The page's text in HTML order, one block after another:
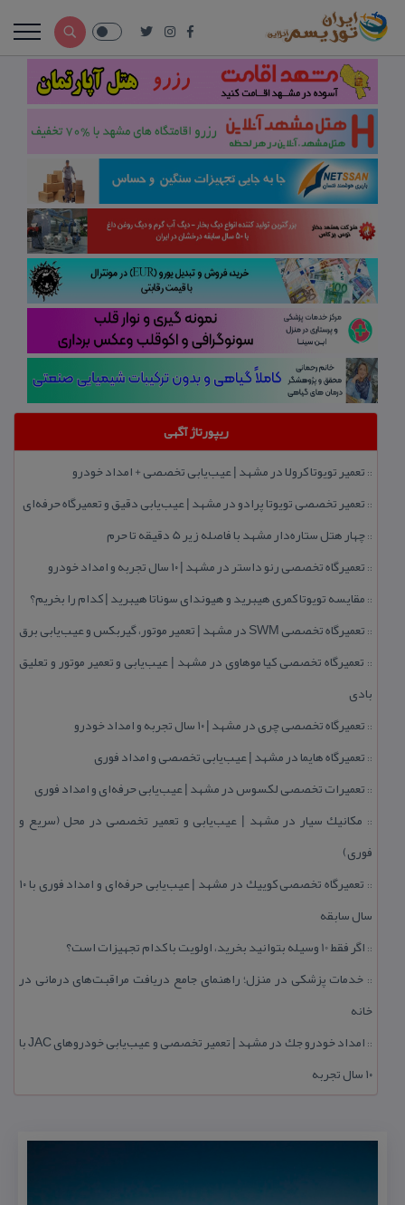
ریپورتاژ آگهی
:: تعمیر تویوتا كرولا در مشهد | عیب‌یابی تخصصی + امداد خودرو
:: تعمیر تخصصی تویوتا پرادو در مشهد | عیب‌یابی دقیق و تعمیرگاه حرفه‌ای
::چهار هتل‌ ستاره‌دار مشهد با فاصله زیر 5 دقیقه تا حرم
:: تعمیرگاه تخصصی رنو داستر در مشهد | ۱۰ سال تجربه و امداد خودرو
:: مقایسه تویوتا كمری هیبرید و هیوندای سوناتا هیبرید | كدام را بخریم؟
:: تعمیرگاه تخصصی SWM در مشهد | تعمیر موتور، گیربكس و عیب‌یابی برق
:: تعمیرگاه تخصصی كیا موهاوی در مشهد | عیب‌یابی و تعمیر موتور و تعلیق
بادی
:: تعمیرگاه تخصصی چری در مشهد | ۱۰ سال تجربه و امداد خودرو
:: تعمیرگاه هایما در مشهد | عیب‌یابی تخصصی و امداد فوری
:: تعمیرات تخصصی لكسوس در مشهد | عیب‌یابی حرفه‌ای و امداد فوری
:: مكانیك سیار در مشهد | عیب‌یابی و تعمیر تخصصی در محل (سریع و
فوری)
::
تعمیرگاه تخصصی كوییك در مشهد | عیب‌یابی حرفه‌ای و امداد فوری با ۱۰
سال سابقه
:: اگر فقط 10 وسیله بتوانید بخرید، اولویت با كدام تجهیزات است؟
:: خدمات پزشكی در منزل؛ راهنمای جامع دریافت مراقبت‌های درمانی در
خانه
::
امداد خودرو جك در مشهد | تعمیر تخصصی و عیب‌یابی خودروهای JAC با
۱۰ سال تجربه